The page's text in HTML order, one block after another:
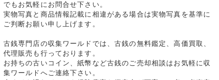
でもお気軽にお問合せ下さい。
実物写真と商品情報記載に相違がある場合は実物写真を基準に
ご判断お願い申し上げます。
古銭専門店の収集ワールドでは、古銭の無料鑑定、高価買取、
代理販売も行っております。
お持ちの古いコイン、紙幣など古銭のご売却相談はお気軽に収
集ワールドへご連絡下さい。